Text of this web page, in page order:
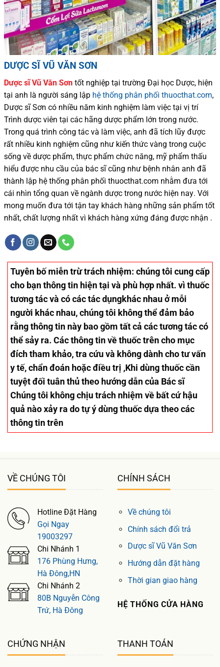
DƯỢC SĨ VŨ VĂN SƠN
Dược sĩVũ Văn Sơn tốt nghiệp tại trường Đại học Dược, hiện
tại anh là người sáng lập hệ thống phân phối thuocthat.com,
Dược sĩSơn có nhiều năm kinh nghiệm làm việc tại vị trí
Trình dược viên tại các hãng dược phẩm lớn trong nước.
Trong quá trình công tác và làm việc, anh đã tích lũy được
rất nhiều kinh nghiệm cũng như kiến thức vàng trong cuộc
sống về dược phẩm, thực phẩm chức năng, mỹ phẩm thấu
hiểu được nhu cầu của bác sĩcũng như bệnh nhân anh đã
thành lập hệ thống phân phối thuocthat.com nhằm đưa tới
cái nhìn tổng quan về ngành dược trong nước hiện nay. Với
mong muốn đưa tới tận tay khách hàng những sản phẩm tốt
nhất, chất lượng nhất vì khách hàng xứng đáng được nhận .
Tuyên bố miễn trừ trách nhiệm: chúng tôi cung cấp
cho bạn thông tin hiện tại và phù hợp nhất. vì thuốc
tương tác và có các tác dụngkhác nhau ở mỗi
người khác nhau, chúng tôi không thể đảm bảo
rằng thông tin này bao gồm tất cả các tương tác có
thể sảy ra. Các thông tin về thuốc trên cho mục
đích tham khảo, tra cứu và không dành cho tư vấn
y tế, chẩn đoán hoặc điều trị ,Khi dùng thuốc cần
tuyệt đối tuân thủ theo hướng dẫn của Bác sĩ
Chúng tôi không chịu trách nhiệm về bất cứ hậu
quả nào xảy ra do tự ý dùng thuốc dựa theo các
thông tin trên
VỀ CHÚNG TÔI
Hotline Đặt Hàng
Gọi Ngay
19003297
Chi Nhánh 1
176 Phùng Hưng,
Hà Đông,HN
Chi Nhánh 2
80B Nguyễn Công
Trứ, Hà Đông
CHÍNH SÁCH
Về chúng tôi
Chính sách đổi trả
Dược sĩ Vũ Văn Sơn
Hướng dẫn đặt hàng
Thời gian giao hàng
HỆ THỐNG CỬA HÀNG
CHỨNG NHẬN THANH TOÁN